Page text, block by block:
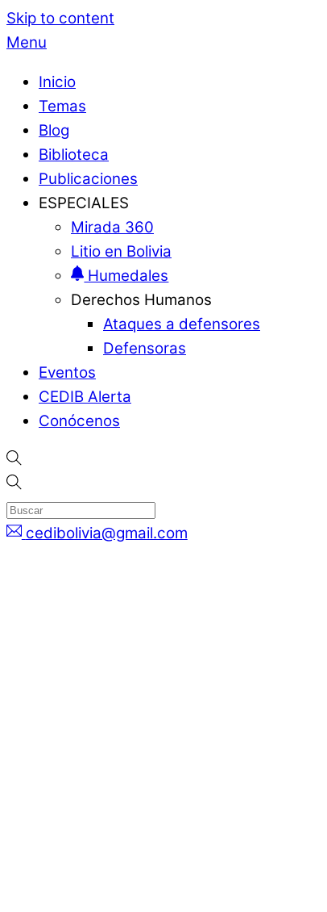
Skip to content
Menu
Inicio
Temas
Blog
Biblioteca
Publicaciones
ESPECIALES
Mirada 360
Litio en Bolivia
Humedales
Derechos Humanos
Ataques a defensores
Defensoras
Eventos
CEDIB Alerta
Conócenos
cedibolivia@gmail.com